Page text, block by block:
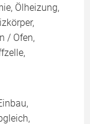
Ölheizung,
/ Ofen,